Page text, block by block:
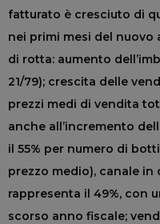
fatturato è cresciuto di
nei primi mesi del nuovo
di rotta: aumento
21/79); crescita delle
prezzi medi di vendita
anche all’incremento
il 55% per numero di
prezzo medio), canale in
rappresenta il 49%, con
scorso anno fiscale;